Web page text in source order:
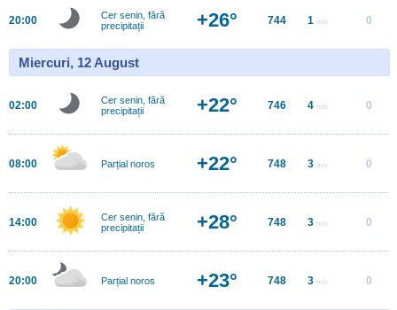
20:00
Cer senin, fără
precipitații
+26° 744 1 m/s 0
Miercuri, 12 August
02:00
Cer senin, fără
precipitații
+22° 746 4 m/s 0
08:00 Parțial noros +22° 748 3 m/s 0
14:00
Cer senin, fără
precipitații
+28° 748 3 m/s 0
20:00 Parțial noros +23° 748 3 m/s 0